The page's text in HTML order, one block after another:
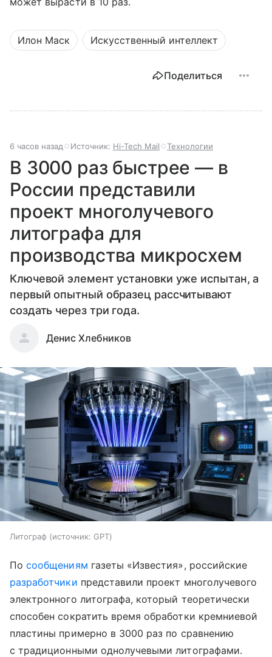
Илон Маск Искусственный интеллект
Поделиться
6 часов назад Источник: Hi-Tech Mail Технологии
В 3000 раз быстрее — в
России представили
проект многолучевого
литографа для
производства микросхем
Ключевой элемент установки уже испытан, а
первый опытный образец рассчитывают
создать через три года.
Денис Хлебников
Литограф источник: GPT
Посообщениям газеты «Известия», российские
разработчики представили проект многолучевого
электронного литографа, который теоретически
способен сократить время обработки кремниевой
пластины примерно в 3000 раз по сравнению
с традиционными однолучевыми литографами.